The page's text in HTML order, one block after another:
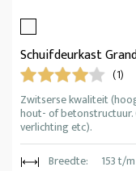
Schuifdeurkast
(1)
Zwitserse kwaliteit
hout- of betonstructuur.
verlichting etc).
Breedte:
153 t/